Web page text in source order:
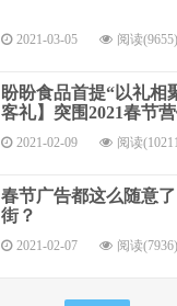
2021-03-05 阅读(9655)
盼盼食品首提“以礼相
客礼】突围2021春节
2021-02-09 阅读
春节广告都这么随意
街？
2021-02-07 阅读(7936)